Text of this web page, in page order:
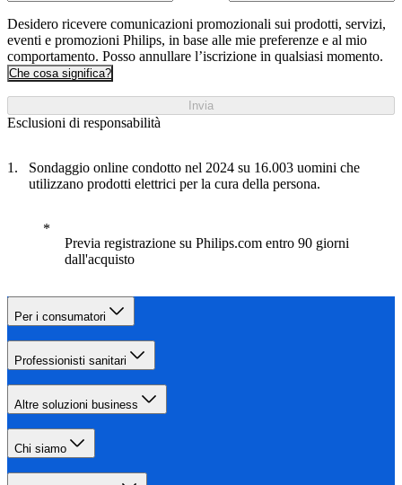
Desidero ricevere comunicazioni promozionali sui prodotti, servizi,
eventi e promozioni Philips, in base alle mie preferenze e al mio
comportamento. Posso annullare l’iscrizione in qualsiasi momento.
Che cosa significa?
Invia
Esclusioni di responsabilità
Sondaggio online condotto nel 2024 su 16.003 uomini che
utilizzano prodotti elettrici per la cura della persona.
Previa registrazione su Philips.com entro 90 giorni
dall'acquisto
Per i consumatori
Professionisti sanitari
Altre soluzioni business
Chi siamo